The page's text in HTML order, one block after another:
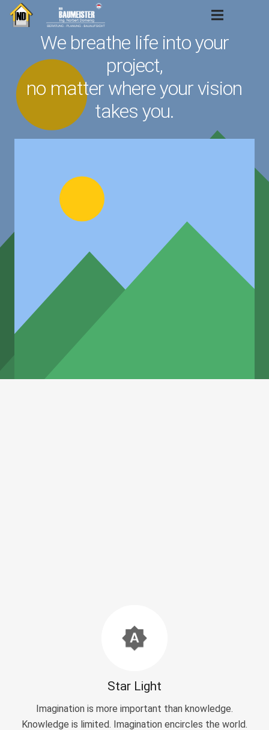
We breathe life into your
project,
no matter where your vision
takes you.
brightness_auto
Star Light
Imagination is more important than knowledge.
Knowledge is limited. Imagination encircles the world.